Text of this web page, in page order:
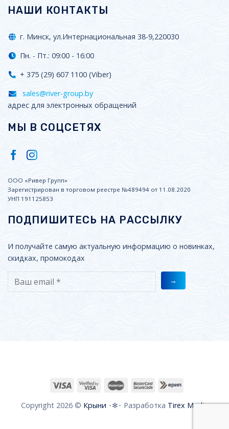
НАШИ КОНТАКТЫ
г. Минск, ул.Интернациональная 38-9,220030
Пн. - Пт.: 09:00 - 16:00
+ 375 (29) 607 1100 (Viber)
sales@river-group.by
адрес для электронных обращений
МЫ В СОЦСЕТЯХ
ООО «Ривер Групп»
Зарегистрирован в торговом реестре №489494 от 11.08.2020
УНП 191125853
ПОДПИШИТЕСЬ НА РАССЫЛКУ
И получайте самую актуальную информацию о новинках,
скидках, промокодах
Copyright 2026 © Крыни ･✻･ Разработка Tirex Media